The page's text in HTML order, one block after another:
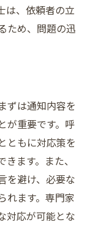
応
避けるには
めに
ト
重要性
左右する
解決
は、依頼者の立
ため、問題の迅
ずは通知内容を
が重要です。呼
ともに対応策を
ます。また、
を避け、必要な
れます。専門家
対応が可能とな